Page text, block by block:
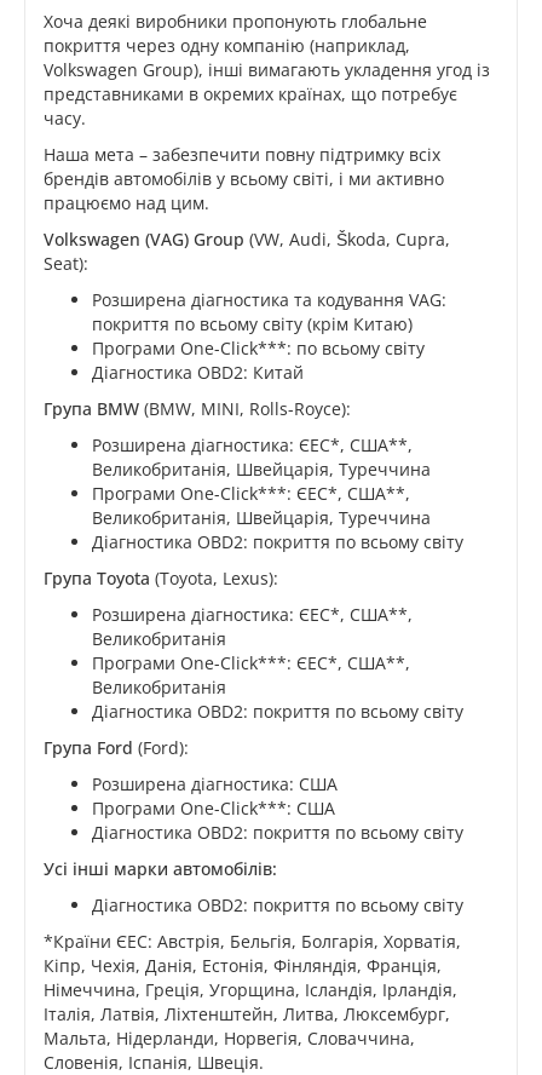
Хоча деякі виробники пропонують глобальне
покриття через одну компанію (наприклад,
Volkswagen Group), інші вимагають укладення угод із
представниками в окремих країнах, що потребує
часу.
Наша мета – забезпечити повну підтримку всіх
брендів автомобілів у всьому світі, і ми активно
працюємо над цим.
Volkswagen (VAG) Group (VW, Audi, Škoda, Cupra,
Seat):
Розширена діагностика та кодування VAG:
покриття по всьому світу (крім Китаю)
Програми One-Click***: по всьому світу
Діагностика OBD2: Китай
Група BMW (BMW, MINI, Rolls-Royce):
Розширена діагностика: ЄЕС*, США**,
Великобританія, Швейцарія, Туреччина
Програми One-Click***: ЄЕС*, США**,
Великобританія, Швейцарія, Туреччина
Діагностика OBD2: покриття по всьому світу
Група Toyota (Toyota, Lexus):
Розширена діагностика: ЄЕС*, США**,
Великобританія
Програми One-Click***: ЄЕС*, США**,
Великобританія
Діагностика OBD2: покриття по всьому світу
Група Ford (Ford):
Розширена діагностика: США
Програми One-Click***: США
Діагностика OBD2: покриття по всьому світу
Усі інші марки автомобілів:
Діагностика OBD2: покриття по всьому світу
*Країни ЄЕС: Австрія, Бельгія, Болгарія, Хорватія,
Кіпр, Чехія, Данія, Естонія, Фінляндія, Франція,
Німеччина, Греція, Угорщина, Ісландія, Ірландія,
Італія, Латвія, Ліхтенштейн, Литва, Люксембург,
Мальта, Нідерланди, Норвегія, Словаччина,
Словенія, Іспанія, Швеція.